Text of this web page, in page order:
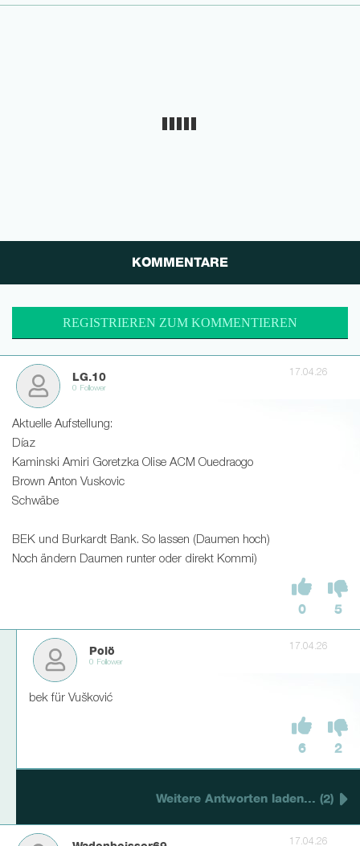
KOMMENTARE
REGISTRIEREN ZUM KOMMENTIEREN
LG.10
0 Follower
17.04.26
Aktuelle Aufstellung:
Díaz
Kaminski Amiri Goretzka Olise ACM Ouedraogo
Brown Anton Vuskovic
Schwäbe
BEK und Burkardt Bank. So lassen (Daumen hoch)
Noch ändern Daumen runter oder direkt Kommi)
0 5
Polö
0 Follower
17.04.26
bek für Vušković
6 2
Weitere Antworten laden... (2)
17.04.26